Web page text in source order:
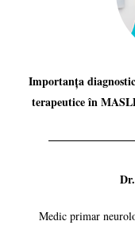
Importanța
terapeutice în
Medic primar